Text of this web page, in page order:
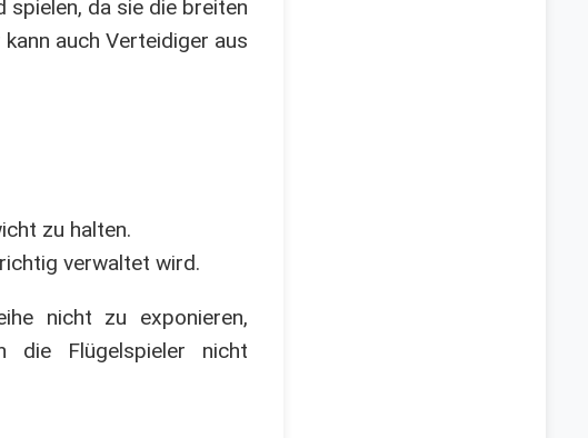
da sie die breiten
auch Verteidiger aus
zu halten.
verwaltet wird.
nicht zu exponieren,
die Flügelspieler nicht